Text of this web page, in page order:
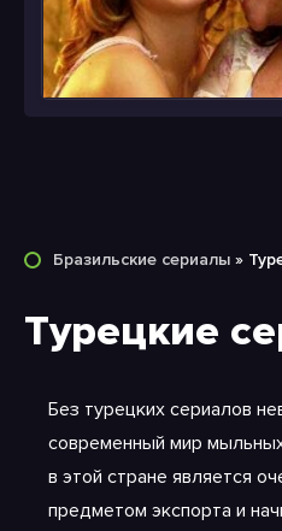
Бразильские сериалы »
Турецкие
Без турецких сериалов
современный мир
в этой стране является
предметом экспорта и